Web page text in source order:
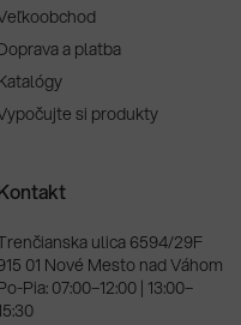
a platba
si produkty
ulica 6594/29F
01 Nové Mesto nad Váhom
Pia: 07:00–12:00 | 13:00–